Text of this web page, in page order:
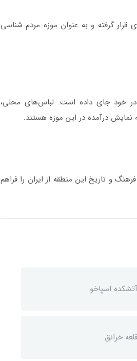
گرفته و به عنوان موزه مردم شناسی
در خود جای داده است. لباس‌های محلی،
نمایش درآمده در این موزه هستند.
و تاریخ این منطقه از ایران را فراهم
آتشکده اسپاخو
قلعه خرانق